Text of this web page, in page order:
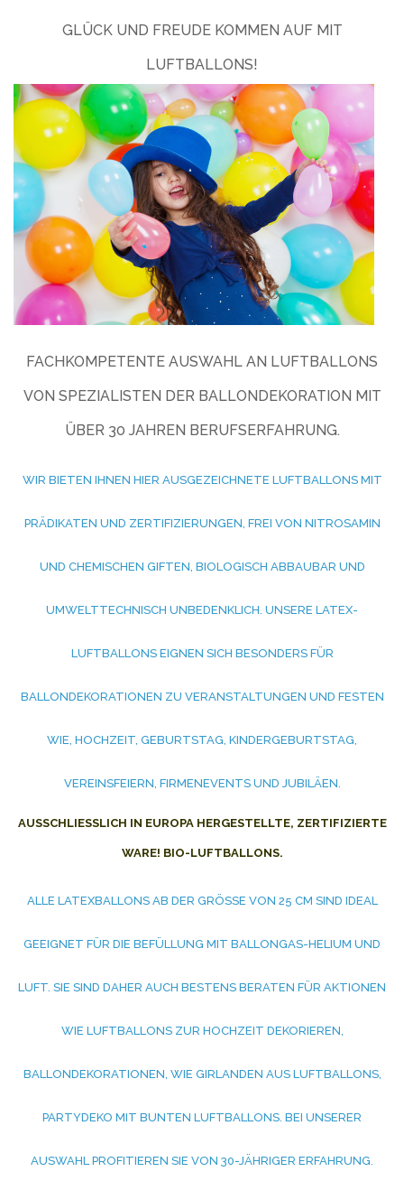
GLÜCK UND FREUDE KOMMEN AUF MIT
LUFTBALLONS!
FACHKOMPETENTE AUSWAHL AN LUFTBALLONS
VON SPEZIALISTEN DER BALLONDEKORATION MIT
ÜBER 30 JAHREN BERUFSERFAHRUNG.
WIR BIETEN IHNEN HIER AUSGEZEICHNETE LUFTBALLONS MIT
PRÄDIKATEN UND ZERTIFIZIERUNGEN, FREI VON NITROSAMIN
UND CHEMISCHEN GIFTEN, BIOLOGISCH ABBAUBAR UND
UMWELTTECHNISCH UNBEDENKLICH. UNSERE LATEX-
LUFTBALLONS EIGNEN SICH BESONDERS FÜR
BALLONDEKORATIONEN ZU VERANSTALTUNGEN UND FESTEN
WIE, HOCHZEIT, GEBURTSTAG, KINDERGEBURTSTAG,
VEREINSFEIERN, FIRMENEVENTS UND JUBILÄEN.
AUSSCHLIESSLICH IN EUROPA HERGESTELLTE, ZERTIFIZIERTE W
ARE! BIO-LUFTBALLONS.
ALLE LATEXBALLONS AB DER GRÖSSE VON 25 CM SIND IDEAL G
EEIGNET FÜR DIE BEFÜLLUNG MIT BALLONGAS-HELIUM UND L
UFT. SIE SIND DAHER AUCH BESTENS BERATEN FÜR AKTIONEN W
IE LUFTBALLONS ZUR HOCHZEIT DEKORIEREN, B
ALLONDEKORATIONEN, WIE GIRLANDEN AUS LUFTBALLONS, P
ARTYDEKO MIT BUNTEN LUFTBALLONS. BEI UNSERER A
USWAHL PROFITIEREN SIE VON 30-JÄHRIGER ERFAHRUNG. B